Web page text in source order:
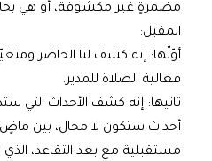
مضمرةٍ غير مكشوفة، أو هي
المقبل:
أوّلّها: إنه كشف لنا الحاضر
فعالية الصلاة للمدير.
ثانيها: إنه كشف الأحداث التي
أحداث ستكون لا محال، بين ماضٍ
مستقبلية مع بعد التقاعد،